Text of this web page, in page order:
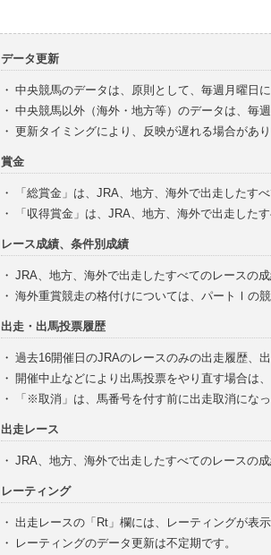
データ更新
・ 中央競馬のデータは、原則として、毎週月曜日
・ 中央競馬以外（海外・地方等）のデータは、毎
・ 更新タイミングにより、反映が遅れる場合があ
賞金
・
「総賞金」は、JRA、地方、海外で出走したす
・
「収得賞金」は、JRA、地方、海外で出走した
レース成績、条件別成績
・ JRA、地方、海外で出走したすべてのレースの
・ 海外重賞競走の格付けについては、パートⅠの
出走・出馬投票履歴
・ 過去16開催日のJRAのレースのみの出走履歴、
・ 開催中止などにより出馬投票をやり直す場合は
・
「※取消」は、馬番号を付す前に出走取消にな
出走レース
・ JRA、地方、海外で出走したすべてのレースの
レーティング
・ 出走レースの「Rt」欄には、レーティングが表
・
レーティングのデータ更新は不定期です。